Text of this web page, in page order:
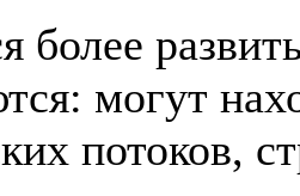
более
могут
потоков,